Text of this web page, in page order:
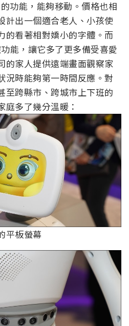
功能，能夠移動。價格也相
計出一個適合老人、小孩使
的看著相對嬌小的字體。而
能，讓它多了更多備受喜愛
的家人提供遠端畫面觀察家
況時能夠第一時間反應。對
至跨縣市、跨城市上下班的
庭多了幾分溫暖：
平板螢幕